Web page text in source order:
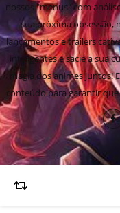
nossos "menus" com
sua próxima obsessão,
lançamentos e trailers
inteligentes e sacie a sua
magia dos animes
conteúdo para garantir